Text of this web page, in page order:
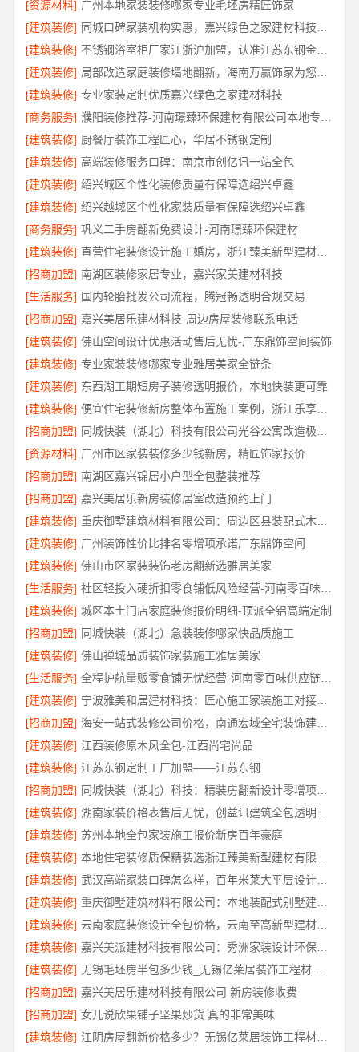
[资源材料] 广州本地家装装修哪家专业毛坯房精匠饰家
[建筑装修]
[建筑装修]
不锈钢浴室柜厂家江浙沪加盟，认准江苏东钢金属科技有限公司
[建筑装修]
[建筑装修] 专业家装定制优质嘉兴绿色之家建材科技
[商务服务]
[建筑装修] 厨餐厅装饰工程匠心，华居不锈钢定制
[建筑装修] 高端装修服务口碑：南京市创亿讯一站全包
[建筑装修] 绍兴城区个性化装修质量有保障选绍兴卓鑫
[建筑装修] 绍兴越城区个性化家装质量有保障选绍兴卓鑫
[商务服务] 巩义二手房翻新免费设计-河南璟臻环保建材
[建筑装修]
直营住宅装修设计施工婚房，浙江臻美新型建材有限公司打造爱巢
[招商加盟] 南湖区装修家居专业，嘉兴家美建材科技
[生活服务] 国内轮胎批发公司流程，腾冠畅透明合规交易
[招商加盟] 嘉兴美居乐建材科技-周边房屋装修联系电话
[建筑装修] 佛山空间设计优惠活动售后无忧-广东鼎饰空间装饰
[建筑装修] 专业家装装修哪家专业雅居美家全链条
[建筑装修] 东西湖工期短房子装修透明报价，本地快装更可靠
[建筑装修]
便宜住宅装修新房整体布置施工案例，浙江乐享新材料有限公司
[招商加盟]
[资源材料] 广州市区家装装修多少钱新房，精匠饰家报价
[招商加盟] 南湖区嘉兴锦居小户型全包整装推荐
[招商加盟] 嘉兴美居乐新房装修居室改造预约上门
[建筑装修]
[建筑装修] 广州装饰性价比排名零增项承诺广东鼎饰空间
[建筑装修] 佛山市区家装装饰老房翻新选雅居美家
[生活服务]
社区轻投入硬折扣零食铺低风险经营-河南零百味供应链有限公司
[建筑装修] 城区本土门店家庭装修报价明细-顶派全铝高端定制
[招商加盟] 同城快装（湖北）急装装修哪家快品质施工
[建筑装修] 佛山禅城品质装饰家装施工雅居美家
[生活服务]
全程护航量贩零食铺无忧经营-河南零百味供应链有限公司
[建筑装修]
宁波雅美和居建材科技：匠心施工家装施工对接渠道
[招商加盟]
海安一站式装修公司价格，南通宏域全宅装饰建材有限公司
[建筑装修] 江西装修原木风全包-江西尚宅尚品
[建筑装修] 江苏东钢定制工厂加盟——江苏东钢
[招商加盟]
同城快装（湖北）科技：精装房翻新设计零增项更安心
[建筑装修]
[建筑装修] 苏州本地全包家装施工报价新房百年豪庭
[建筑装修]
[建筑装修]
武汉高端家装口碑怎么样，百年米莱大平层设计装修实景
[建筑装修]
重庆御墅建筑材料有限公司：本地装配式别墅建造零增项
[建筑装修]
云南家庭装修设计全包价格，云南至高新型建材有限公司
[建筑装修]
嘉兴美派建材科技有限公司：秀洲家装设计环保材料推荐
[建筑装修]
无锡毛坯房半包多少钱_无锡亿莱居装饰工程材料有限公司
[招商加盟] 嘉兴美居乐建材科技有限公司 新房装修收费
[招商加盟] 女儿说欣果铺子坚果炒货 真的非常美味
[建筑装修]
江阴房屋翻新价格多少？无锡亿莱居装饰工程材料有限公司为您算清